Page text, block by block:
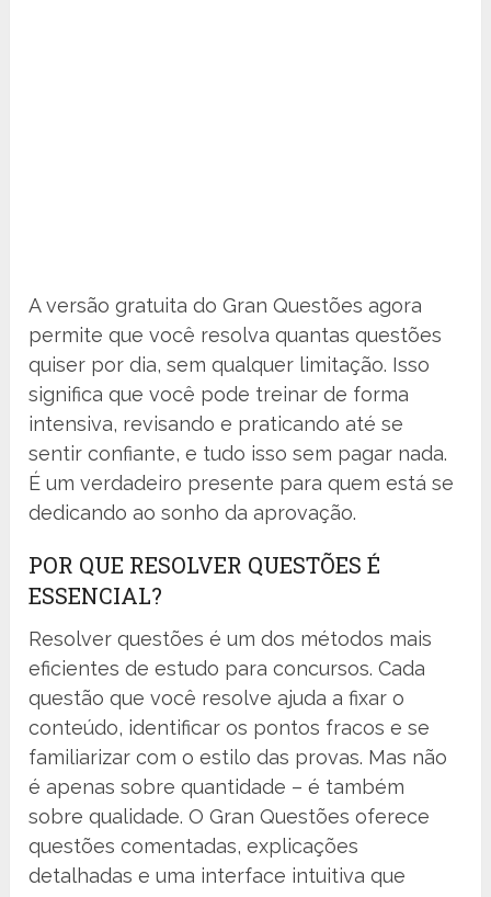
A versão gratuita do Gran Questões agora
permite que você resolva quantas questões
quiser por dia, sem qualquer limitação. Isso
significa que você pode treinar de forma
intensiva, revisando e praticando até se
sentir confiante, e tudo isso sem pagar nada.
É um verdadeiro presente para quem está se
dedicando ao sonho da aprovação.
POR QUE RESOLVER QUESTÕES É
ESSENCIAL?
Resolver questões é um dos métodos mais
eficientes de estudo para concursos. Cada
questão que você resolve ajuda a fixar o
conteúdo, identificar os pontos fracos e se
familiarizar com o estilo das provas. Mas não
é apenas sobre quantidade – é também
sobre qualidade. O Gran Questões oferece
questões comentadas, explicações
detalhadas e uma interface intuitiva que